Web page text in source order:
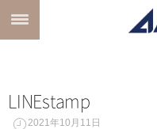
LINEstamp
2021年10月11日